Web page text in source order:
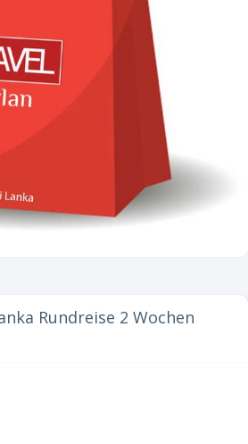
Rundreise 2 Wochen